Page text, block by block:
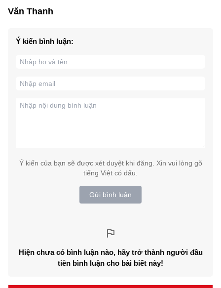
Văn Thanh
Ý kiến bình luận:
Ý kiến của bạn sẽ được xét duyệt khi đăng. Xin vui lòng gõ
tiếng Việt có dấu.
Gửi bình luận
Hiện chưa có bình luận nào, hãy trở thành người đầu
tiên bình luận cho bài biết này!